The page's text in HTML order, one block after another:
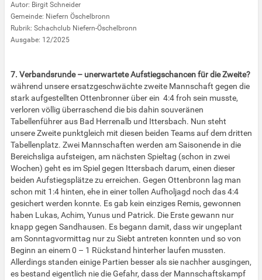
Autor: Birgit Schneider
Gemeinde: Niefern Öschelbronn
Rubrik: Schachclub Niefern-Öschelbronn
Ausgabe: 12/2025
7. Verbandsrunde – unerwartete Aufstiegschancen für die Zweite?
während unsere ersatzgeschwächte zweite Mannschaft gegen die
stark aufgestellten Ottenbronner über ein 4:4 froh sein musste,
verloren völlig überraschend die bis dahin souveränen
Tabellenführer aus Bad Herrenalb und Ittersbach. Nun steht
unsere Zweite punktgleich mit diesen beiden Teams auf dem dritten
Tabellenplatz. Zwei Mannschaften werden am Saisonende in die
Bereichsliga aufsteigen, am nächsten Spieltag (schon in zwei
Wochen) geht es im Spiel gegen Ittersbach darum, einen dieser
beiden Aufstiegsplätze zu erreichen. Gegen Ottenbronn lag man
schon mit 1:4 hinten, ehe in einer tollen Aufholjagd noch das 4:4
gesichert werden konnte. Es gab kein einziges Remis, gewonnen
haben Lukas, Achim, Yunus und Patrick. Die Erste gewann nur
knapp gegen Sandhausen. Es begann damit, dass wir ungeplant
am Sonntagvormittag nur zu Siebt antreten konnten und so von
Beginn an einem 0 – 1 Rückstand hinterher laufen mussten.
Allerdings standen einige Partien besser als sie nachher ausgingen,
es bestand eigentlich nie die Gefahr, dass der Mannschaftskampf